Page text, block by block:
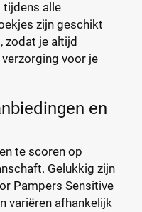
tijdens alle
zijn geschikt
zodat je altijd
voor je
en
te scoren op
Gelukkig zijn
Pampers Sensitive
variëren afhankelijk